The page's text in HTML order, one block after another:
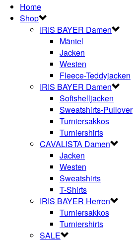
Home
Shop
IRIS BAYER Damen
Mäntel
Jacken
Westen
Fleece-Teddyjacken
IRIS BAYER Damen
Softshelljacken
Sweatshirts-Pullover
Turniersakkos
Turniershirts
CAVALISTA Damen
Jacken
Westen
Sweatshirts
T-Shirts
IRIS BAYER Herren
Turniersakkos
Turniershirts
SALE